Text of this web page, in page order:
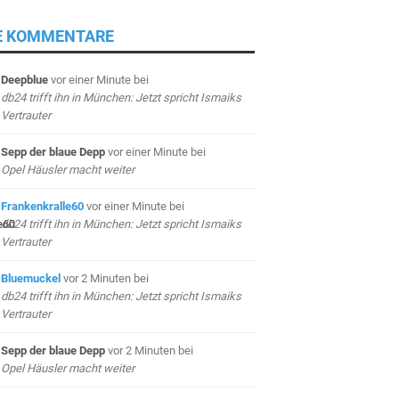
KOMMENTARE
Deepblue vor einer Minutebei
db24 trifft ihn in München: Jetzt spricht Ismaiks
Vertrauter
Sepp der blaue Depp vor einer Minutebei
Opel Häusler macht weiter
Frankenkralle60 vor einer Minutebei
db24 trifft ihn in München: Jetzt spricht Ismaiks
Vertrauter
Bluemuckel vor 2 Minuten bei
db24 trifft ihn in München: Jetzt spricht Ismaiks
Vertrauter
Sepp der blaue Depp vor 2 Minuten bei
Opel Häusler macht weiter